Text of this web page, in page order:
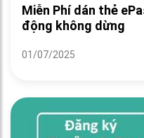
Miễn Phí dán thẻ
động không dừng
01/07/2025